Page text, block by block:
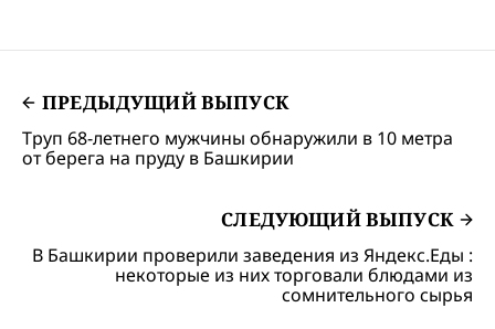
ПРЕДЫДУЩИЙ ВЫПУСК
Труп 68-летнего мужчины обнаружили в 10 метра
от берега на пруду в Башкирии
СЛЕДУЮЩИЙ ВЫПУСК
В Башкирии проверили заведения из Яндекс.Еды :
некоторые из них торговали блюдами из
сомнительного сырья